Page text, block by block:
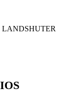
LANDSHUTER